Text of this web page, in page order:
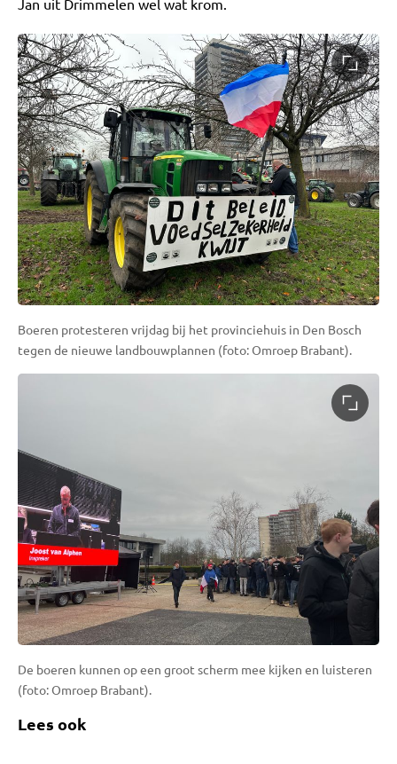
Jan uit Drimmelen wel wat krom.
Boeren protesteren vrijdag bij het provinciehuis in Den Bosch
tegen de nieuwe landbouwplannen (foto: Omroep Brabant).
De boeren kunnen op een groot scherm mee kijken en luisteren
(foto: Omroep Brabant).
Lees ook